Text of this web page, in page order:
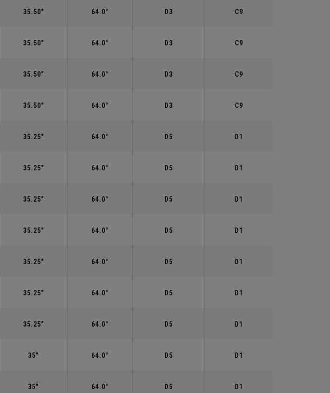
35.50" 64.0° D3 C9
35.50" 64.0° D3 C9
35.50" 64.0° D3 C9
35.50" 64.0° D3 C9
35.25" 64.0° D5 D1
35.25" 64.0° D5 D1
35.25" 64.0° D5 D1
35.25" 64.0° D5 D1
35.25" 64.0° D5 D1
35.25" 64.0° D5 D1
35.25" 64.0° D5 D1
35" 64.0° D5 D1
35" 64.0° D5 D1